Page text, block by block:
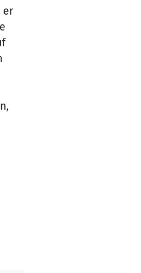
er